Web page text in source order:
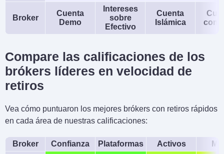
Broker
Cuenta
Demo
Intereses
sobre
Efectivo
Cuenta
Islámica
Compare las calificaciones de los
brókers líderes en velocidad de
retiros
Vea cómo puntuaron los mejores brókers con retiros rápidos
en cada área de nuestras calificaciones:
Broker Confianza Plataformas Activos